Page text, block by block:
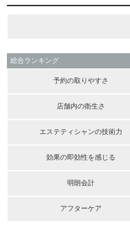
総合ランキング
予約の取りやすさ
店舗内の衛生さ
エステティシャンの技術力
効果の即効性を感じる
明朗会計
アフターケア